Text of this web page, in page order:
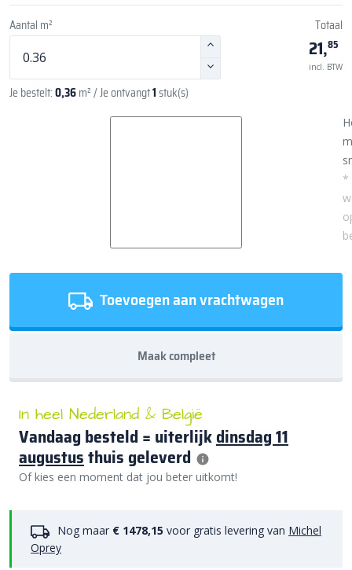
Aantal m²
Je bestelt:0,36m²/ Je ontvangt1stuk(s)
Totaal
21,85
incl. BTW
*
Toevoegen aan vrachtwagen
Maak compleet
In heel Nederland & België
Vandaag besteld = uiterlijkdinsdag 11
augustusthuis geleverd
Of kies een moment dat jou beter uitkomt!
Nog maar € 1478,15 voor gratis levering van Michel
Oprey